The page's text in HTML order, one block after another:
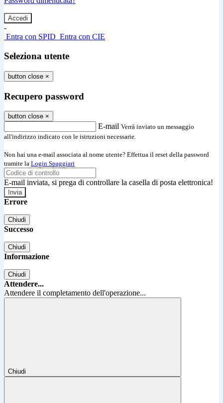
-
Entra con SPID Entra con CIE
Seleziona utente
button close ×
Recupero password
button close ×
E-mail Verrà inviato un messaggio
all'indirizzo indicato con le istruzioni necessarie.
Non hai una e-mail associata al nome utente? Effettua il reset della password
tramite la Login Spaggiari
E-mail inviata, si prega di controllare la casella di posta elettronica!
Errore
Chiudi
Successo
Chiudi
Informazione
Chiudi
Attendere...
Attendere il completamento dell'operazione...
Chiudi